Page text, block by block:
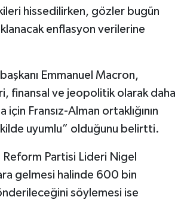
hissedilirken, gözler bugün
enflasyon verilerine
Emmanuel Macron,
finansal ve jeopolitik olarak daha
Fransız-Alman ortaklığının
uyumlu” olduğunu belirtti.
Reform Partisi Lideri Nigel
gelmesi halinde 600 bin
söylemesi ise